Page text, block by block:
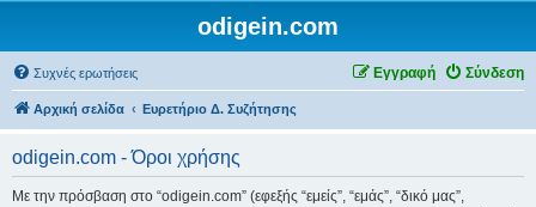
odigein.com
Συχνές ερωτήσεις Σύνδεση
Εγγραφή
Αρχική σελίδα Ευρετήριο Δ. Συζήτησης
odigein.com - Όροι χρήσης
Με την πρόσβαση στο “odigein.com” (εφεξής “εμείς”, “εμάς”, “δικό μας”,